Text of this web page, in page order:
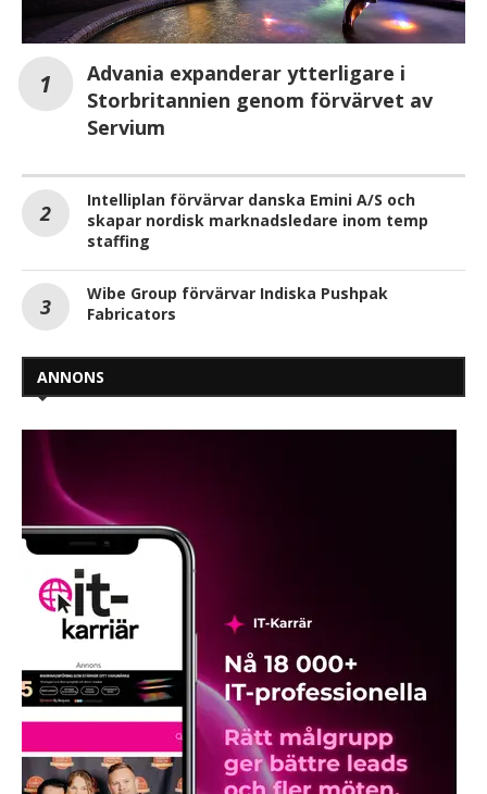
Advania expanderar ytterligare i
Storbritannien genom förvärvet av
Servium
Intelliplan förvärvar danska Emini A/S och
skapar nordisk marknadsledare inom temp
staffing
Wibe Group förvärvar Indiska Pushpak
Fabricators
ANNONS